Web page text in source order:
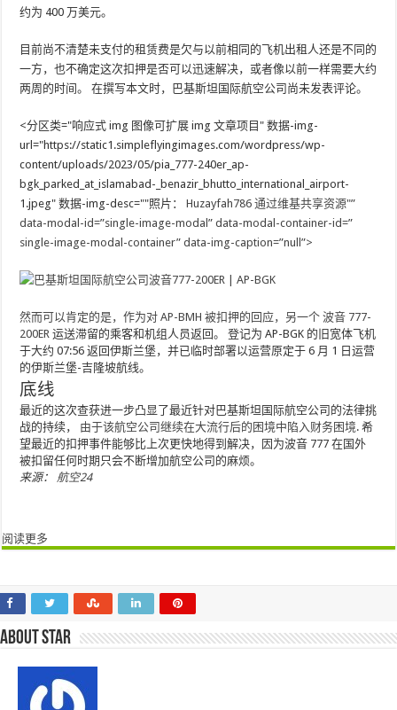
约为 400 万美元。
目前尚不清楚未支付的租赁费是欠与以前相同的飞机出租人还是不同的
一方，也不确定这次扣押是否可以迅速解决，或者像以前一样需要大约
两周的时间。 在撰写本文时，巴基斯坦国际航空公司尚未发表评论。
<分区类="响应式 img 图像可扩展 img 文章项目" 数据-img-
url="https://static1.simpleflyingimages.com/wordpress/wp-
content/uploads/2023/05/pia_777-240er_ap-
bgk_parked_at_islamabad-_benazir_bhutto_international_airport-
1.jpeg" 数据-img-desc=""照片：Huzayfah786 通过维基共享资源"”
data-modal-id=”single-image-modal” data-modal-container-id=”
single-image-modal-container” data-img-caption=”null”>
然而可以肯定的是，作为对 AP-BMH 被扣押的回应，另一个波音 777-
200ER 运送滞留的乘客和机组人员返回。 登记为 AP-BGK 的旧宽体飞机
于大约 07:56 返回伊斯兰堡，并已临时部署以运营原定于 6 月 1 日运营
的伊斯兰堡-吉隆坡航线。
底线
最近的这次查获进一步凸显了最近针对巴基斯坦国际航空公司的法律挑
战的持续， 由于该航空公司继续在大流行后的困境中陷入财务困境. 希
望最近的扣押事件能够比上次更快地得到解决，因为波音 777 在国外
被扣留任何时期只会不断增加航空公司的麻烦。
来源： 航空24
阅读更多
About star